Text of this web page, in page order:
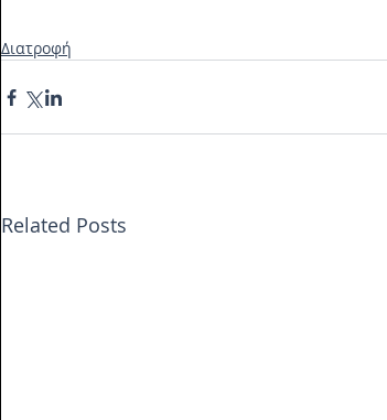
Διατροφή
Related Posts